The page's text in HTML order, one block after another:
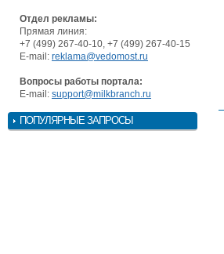
Отдел рекламы:
Прямая линия:
+7 (499) 267-40-10, +7 (499) 267-40-15
E-mail: reklama@vedomost.ru
Вопросы работы портала:
E-mail: support@milkbranch.ru
ПОПУЛЯРНЫЕ ЗАПРОСЫ